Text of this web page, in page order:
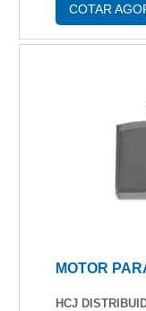
luzes de
COTAR
MOTOR
HCJ